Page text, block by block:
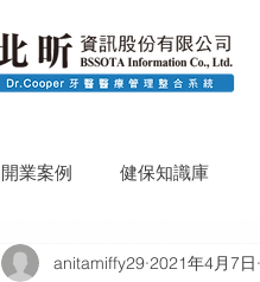
開業案例 健保知識庫
anitamiffy29 2021年4月7日